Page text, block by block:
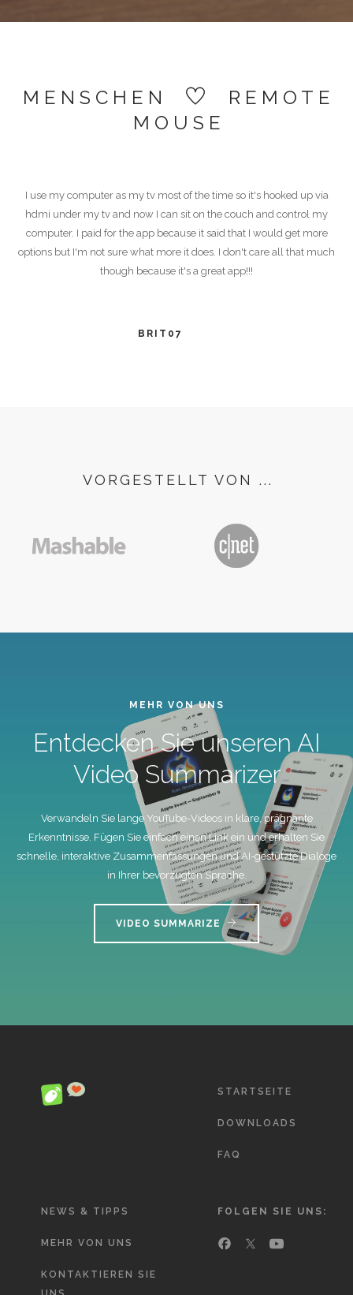
MENSCHEN
REMOTE
MOUSE
I use my computer as my tv most of the time so it's hooked up via
hdmi under my tv and now I can sit on the couch and control my
computer. I paid for the app because it said that I would get more
options but I'm not sure what more it does. I don't care all that much
though because it's a great app!!!
BRIT07
VORGESTELLT VON ...
MEHR VON UNS
Entdecken Sie unseren AI
Video Summarizer
Verwandeln Sie lange YouTube-Videos in klare, prägnante
Erkenntnisse. Fügen Sie einfach einen Link ein und erhalten Sie
schnelle, interaktive Zusammenfassungen und AI-gestützte Dialoge
in Ihrer bevorzugten Sprache.
VIDEO SUMMARIZE
STARTSEITE
DOWNLOADS
FAQ
NEWS & TIPPS
MEHR VON UNS
KONTAKTIEREN SIE
FOLGEN SIE UNS: